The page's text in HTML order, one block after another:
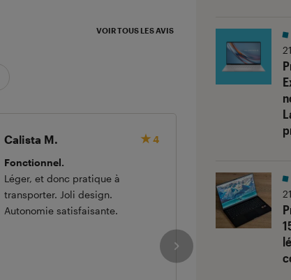
VOIR TOUS LES AVIS
Calista M.
4
Fonctionnel.
Léger, et donc pratique à
transporter. Joli design.
Autonomie satisfaisante.
mais pas plus
Trop petite
effectuer des
sauvegarder
bien pour un
pour utiliser